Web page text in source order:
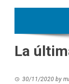
La
30/11/2020 by